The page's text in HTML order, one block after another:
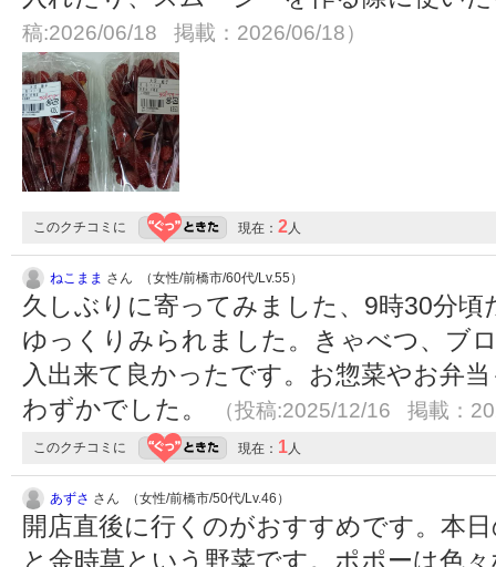
稿:2026/06/18 掲載：2026/06/18）
このクチコミに 現在： 2人
ねこまま さん （女性/前橋市/60代/Lv.55）
久しぶりに寄ってみました、9時30分
ゆっくりみられました。きゃべつ、ブ
入出来て良かったです。お惣菜やお弁
わずかでした。
（投稿:2025/12/16 掲載：
このクチコミに 現在： 1人
あずさ さん （女性/前橋市/50代/Lv.46）
開店直後に行くのがおすすめです。本
と金時草という野菜です。ポポーは色